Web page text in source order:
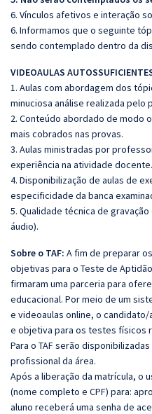
6. Vínculos afetivos e interação
6. Informamos que o seguinte
sendo contemplado dentro da
VIDEOAULAS
1. Aulas com abordagem dos
minuciosa análise realizada pelo
2. Conteúdo abordado de modo
mais cobrados nas provas.
3. Aulas ministradas por
experiência na atividade docente.
4. Disponibilização de aulas de
especificidade da banca
5. Qualidade técnica de
áudio).
Sobre o TAF: A fim de preparar
objetivas para o Teste de
firmaram uma parceria para
educacional. Por meio de um
e videoaulas online, o
e objetiva para os testes físicos
Para o TAF serão
profissional da área.
Após a liberação da matrícula, o
(nome completo e CPF) para:
aluno receberá uma senha de